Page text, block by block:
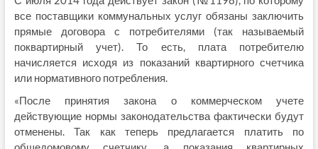
все поставщики коммунальных услуг обязаны заключить
прямые договора с потребителями (так называемый
поквартирный учет). То есть, плата потребителю
начисляется исходя из показаний квартирного счетчика
или нормативного потребления.
«После принятия закона о коммерческом учете
действующие нормы законодательства фактически будут
отменены. Так как теперь предлагается платить по